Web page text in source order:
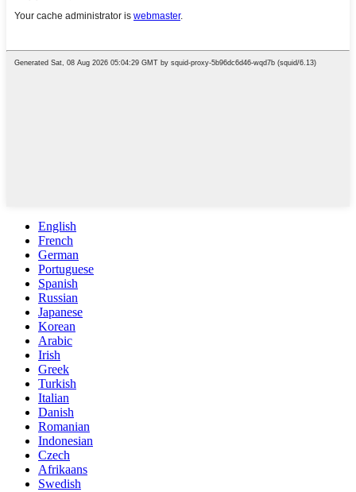
English
French
German
Portuguese
Spanish
Russian
Japanese
Korean
Arabic
Irish
Greek
Turkish
Italian
Danish
Romanian
Indonesian
Czech
Afrikaans
Swedish